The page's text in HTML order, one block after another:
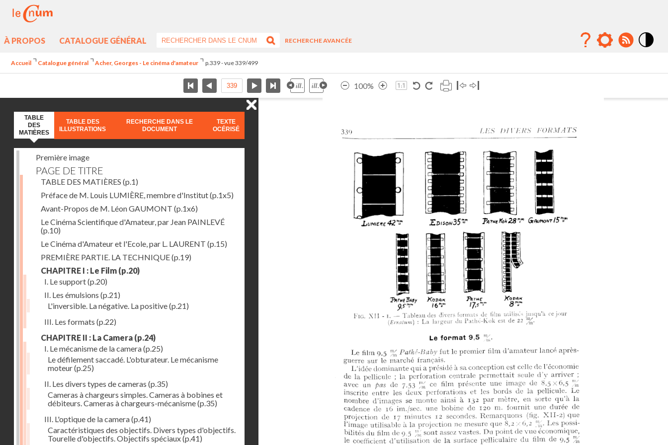
À PROPOS CATALOGUE GÉNÉRAL
RECHERCHE AVANCÉE
Accueil Catalogue général Acher, Georges - Le cinéma d'amateur p.339 - vue 339/499
100%
TABLE
DES
MATIÈRES
TABLE DES
ILLUSTRATIONS
RECHERCHE DANS LE
DOCUMENT
TEXTE
OCÉRISÉ
Première image
PAGE DE TITRE
TABLE DES MATIÈRES (p.1)
Préface de M. Louis LUMIÈRE, membre d'Institut(p.1x5)
Avant-Propos de M. Léon GAUMONT (p.1x6)
Le Cinéma Scientifique d'Amateur, par Jean PAINLEVÉ
(p.10)
Le Cinéma d'Amateur et l'Ecole, par L. LAURENT (p.15)
PREMIÈRE PARTIE. LA TECHNIQUE(p.19)
CHAPITRE I : Le Film (p.20)
I. Le support(p.20)
II. Les émulsions (p.21)
L'inversible. La négative. La positive(p.21)
III. Les formats (p.22)
CHAPITRE II : La Camera (p.24)
I. Le mécanisme de la camera(p.25)
Le défilement saccadé. L'obturateur. Le mécanisme
moteur(p.25)
II. Les divers types de cameras (p.35)
Cameras à chargeurs simples. Cameras à bobines et
débiteurs. Cameras à chargeurs-mécanisme(p.35)
III. L'optique de la camera(p.41)
Caractéristiques des objectifs. Divers types d'objectifs.
Tourelle d'objectifs. Objectifs spéciaux(p.41)